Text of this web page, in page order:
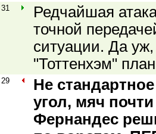
31
Редчайшая
точной
ситуации. Да уж,
"Тоттенхэм"
29
Не
угол, мяч
Фернандес